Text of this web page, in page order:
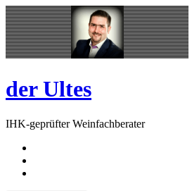
Skip
to
content
Open
Sidebar
der Ultes
IHK-geprüfter Weinfachberater